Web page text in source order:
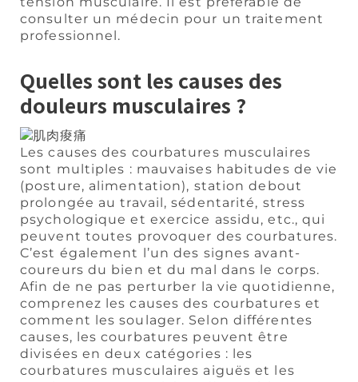
consulter un médecin pour un traitement
professionnel.
Quelles sont les causes des
douleurs musculaires ?
Les causes des courbatures musculaires
sont multiples : mauvaises habitudes de vie
(posture, alimentation), station debout
prolongée au travail, sédentarité, stress
psychologique et exercice assidu, etc., qui
peuvent toutes provoquer des courbatures.
C’est également l’un des signes avant-
coureurs du bien et du mal dans le corps.
Afin de ne pas perturber la vie quotidienne,
comprenez les causes des courbatures et
comment les soulager. Selon différentes
causes, les courbatures peuvent être
divisées en deux catégories : les
courbatures musculaires aiguës et les